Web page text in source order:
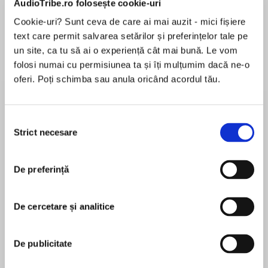
AudioTribe.ro folosește cookie-uri
Cookie-uri? Sunt ceva de care ai mai auzit - mici fișiere
text care permit salvarea setărilor și preferințelor tale pe
un site, ca tu să ai o experiență cât mai bună. Le vom
folosi numai cu permisiunea ta și îți mulțumim dacă ne-o
oferi. Poți schimba sau anula oricând acordul tău.
consimțământului
Strict necesare
De preferință
De cercetare și analitice
De publicitate
Desprecarte
Mankind has conquered space and moved
toward the starry heart of the galaxy. Earth is a
When assassins target his rooms and news
has been murdered, student Biron Farrill flees
pentru această carte
Isaac Asimov (1920-1992) este unul dintre „cei trei